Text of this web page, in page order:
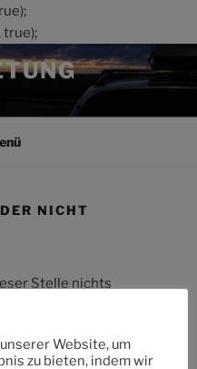
true);
NICHT
Stelle nichts
Website, um
zu bieten, indem wir